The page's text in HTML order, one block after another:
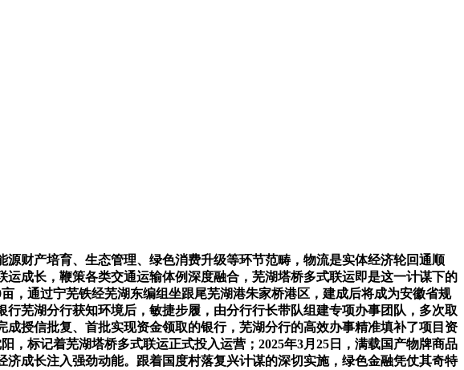
财产培育、生态管理、绿色消费升级等环节范畴，物流是实体经济轮回通顺
成长，鞭策各类交通运输体例深度融合，芜湖塔桥多式联运即是这一计谋下的
，通过宁芜铁经芜湖东编组坐跟尾芜湖港朱家桥港区，建成后将成为安徽省规
芜湖分行获知环境后，敏捷步履，由分行行长带队组建专项办事团队，多次取
授信批复、首批实现资金领取的银行，芜湖分行的高效办事精准填补了项目资
，标记着芜湖塔桥多式联运正式投入运营；2025年3月25日，满载国产物牌商品
成长注入强劲动能。跟着国度村落复兴计谋的深切实施，绿色金融凭仗其奇特